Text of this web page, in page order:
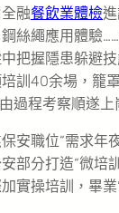
融餐飲業體檢
絲繩應用體驗
把握隱患躲避
訓40余場，籠
過程考察順遂上
安職位“需求年
部分打造“微培
實操培訓，畢